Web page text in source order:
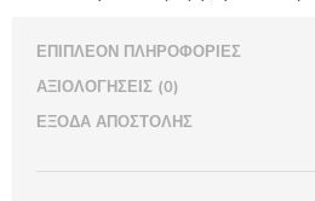
ΕΠΙΠΛΈΟΝ ΠΛΗΡΟΦΟΡΊΕΣ
ΑΞΙΟΛΟΓΉΣΕΙΣ (0)
ΈΞΟΔΑ ΑΠΟΣΤΟΛΉΣ